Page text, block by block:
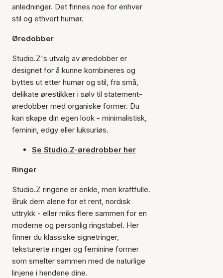
anledninger. Det finnes noe for enhver
stil og ethvert humør.
Øredobber
Studio.Z's utvalg av øredobber er
designet for å kunne kombineres og
byttes ut etter humør og stil, fra små,
delikate ørestikker i sølv til statement-
øredobber med organiske former. Du
kan skape din egen look - minimalistisk,
feminin, edgy eller luksuriøs.
Se Studio.Z-øredrobber her
Ringer
Studio.Z ringene er enkle, men kraftfulle.
Bruk dem alene for et rent, nordisk
uttrykk - eller miks flere sammen for en
moderne og personlig ringstabel. Her
finner du klassiske signetringer,
teksturerte ringer og feminine former
som smelter sammen med de naturlige
linjene i hendene dine.